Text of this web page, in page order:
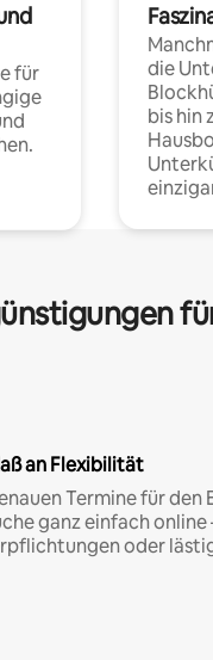
für
die
bis hin
an Flexibilität
Termine für den
ganz einfach online
oder